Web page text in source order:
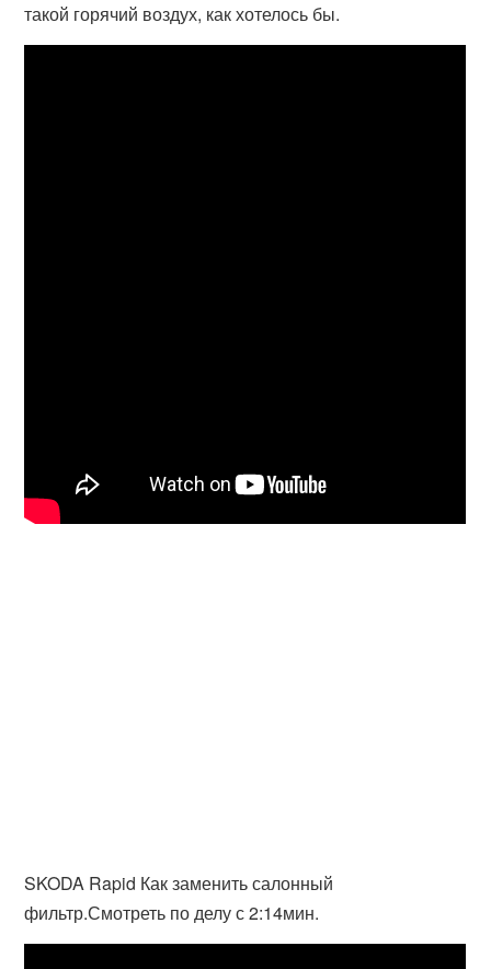
такой горячий воздух, как хотелось бы.
SKODA Rapid Как заменить салонный
фильтр.Смотреть по делу с 2:14мин.